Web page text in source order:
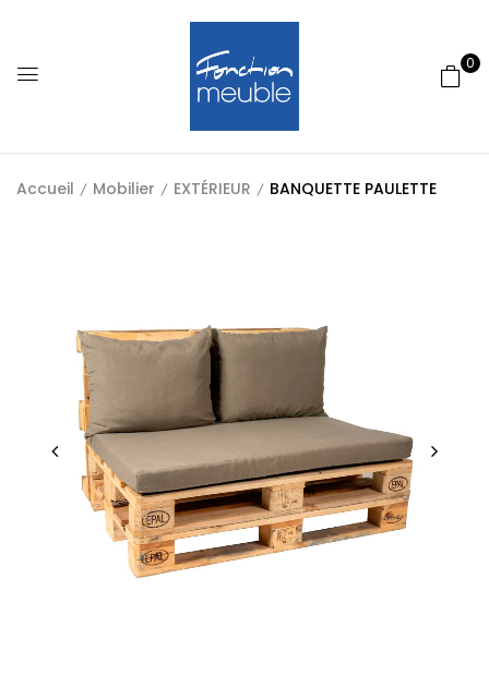
0
Accueil Mobilier EXTÉRIEUR BANQUETTE PAULETTE